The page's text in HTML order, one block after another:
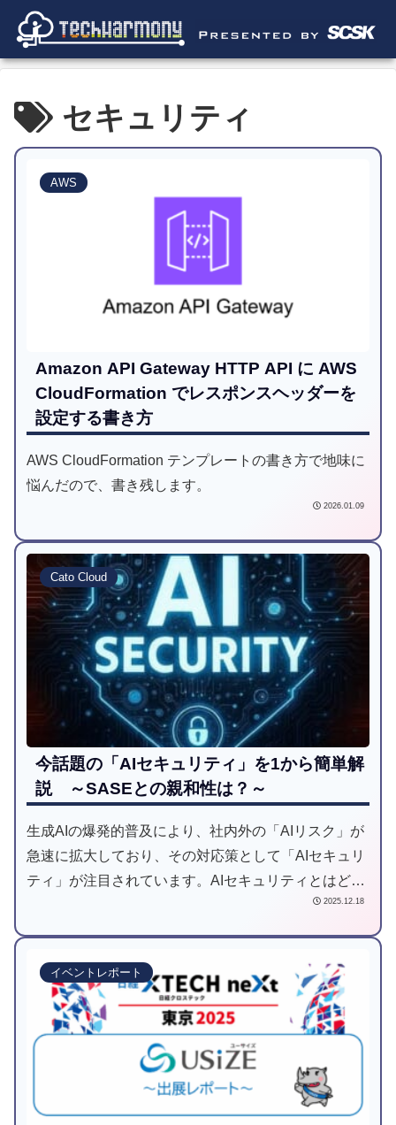
セキュリティ
AWS
Amazon API Gateway HTTP API に AWS
CloudFormation でレスポンスヘッダーを
設定する書き方
AWS CloudFormation テンプレートの書き方で地味に
悩んだので、書き残します。
2026.01.09
Cato Cloud
今話題の「AIセキュリティ」を1から簡単解
説 ～SASEとの親和性は？～
生成AIの爆発的普及により、社内外の「AIリスク」が
急速に拡大しており、その対応策として「AIセキュリ
ティ」が注目されています。AIセキュリティとはどう
いったものなのか？、なぜ必要なのか？について1か
2025.12.18
イベントレポート